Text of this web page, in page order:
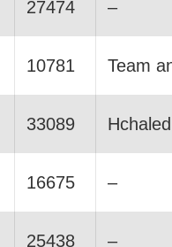
27474 –
10781 Team
33089 Hchaled
16675 –
25438 –